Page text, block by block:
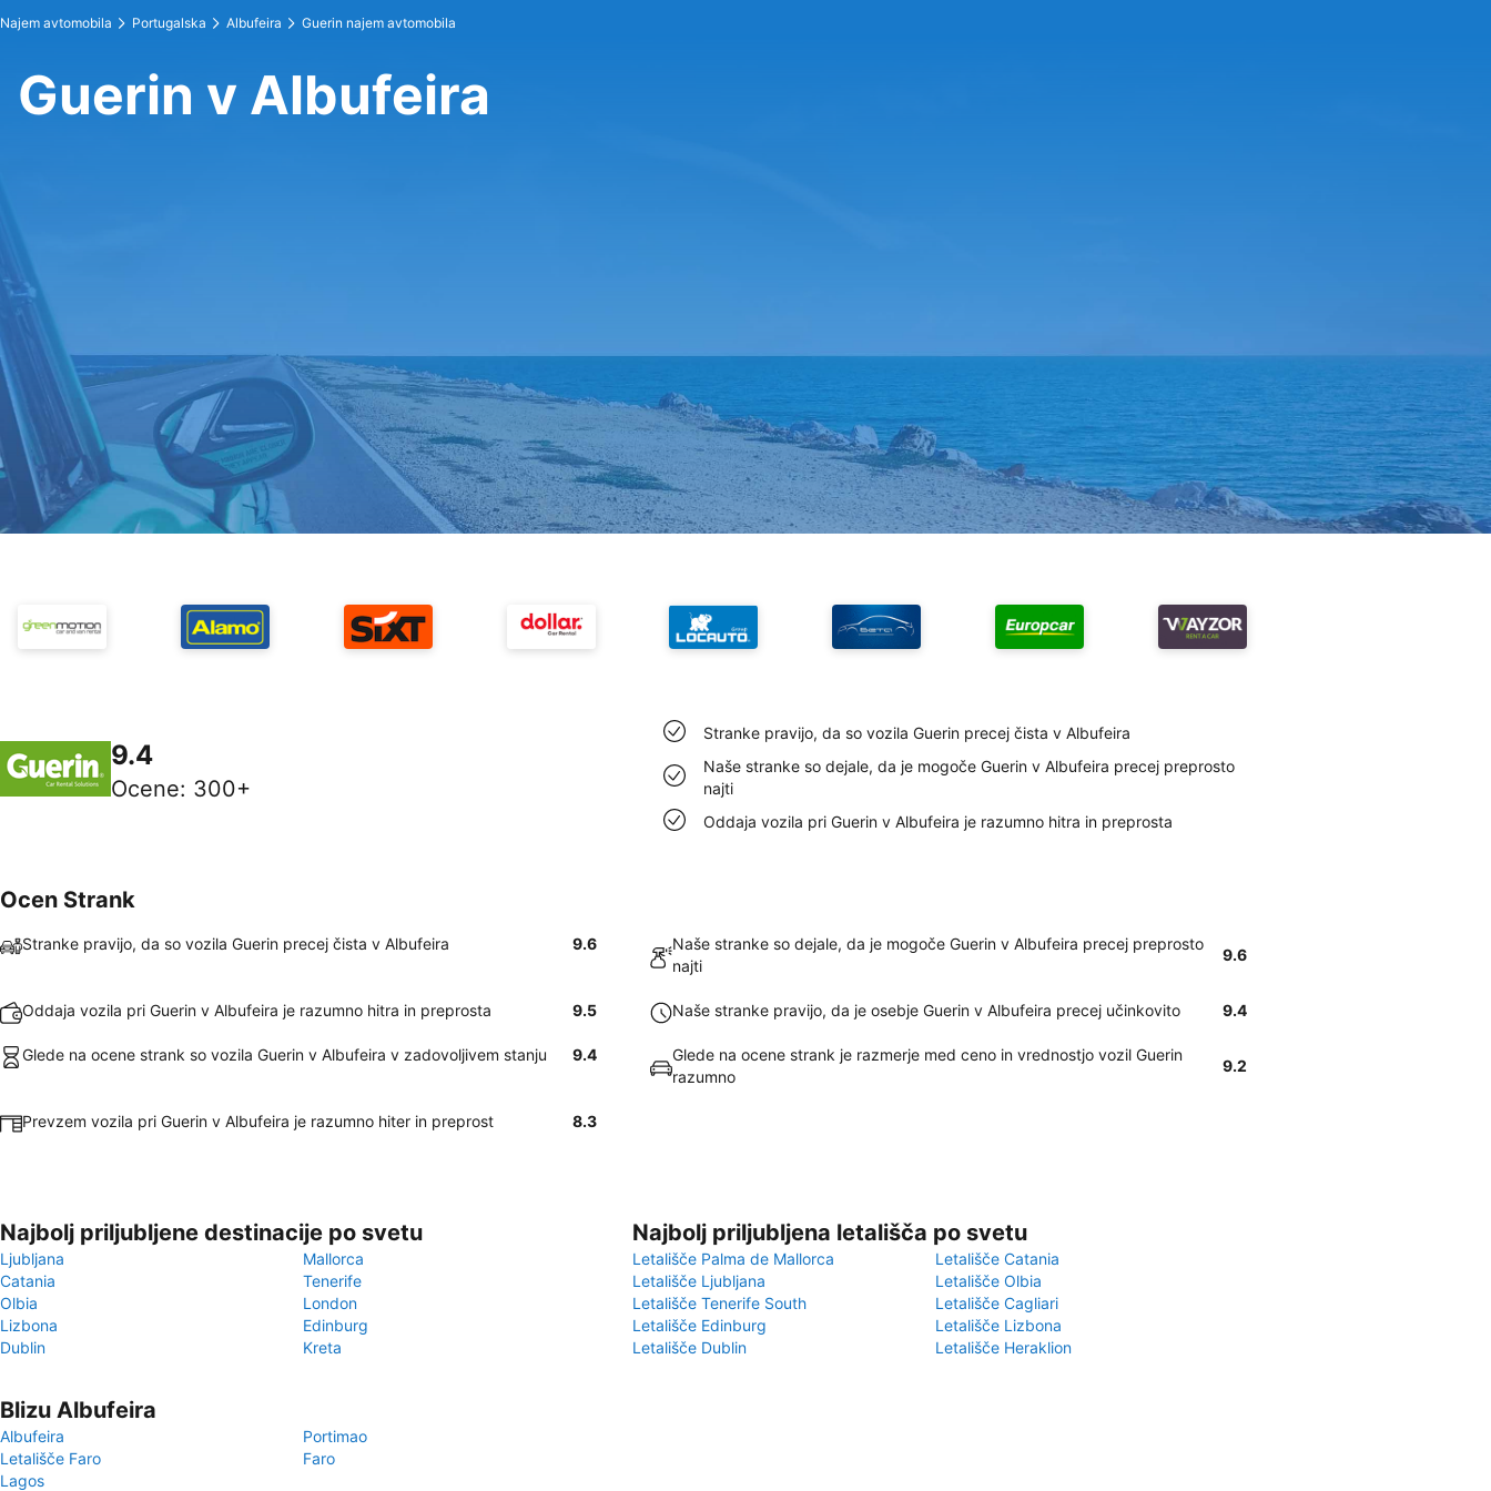
Najem avtomobila Portugalska Albufeira Guerin najem avtomobila
Guerin v Albufeira
9.4
Ocene: 300+
Stranke pravijo, da so vozila Guerin precej čista v Albufeira
Naše stranke so dejale, da je mogoče Guerin v Albufeira precej preprosto
najti
Oddaja vozila pri Guerin v Albufeira je razumno hitra in preprosta
Ocen Strank
Stranke pravijo, da so vozila Guerin precej čista v Albufeira 9.6
Naše stranke so dejale, da je mogoče Guerin v Albufeira precej preprosto
najti
9.6
Oddaja vozila pri Guerin v Albufeira je razumno hitra in preprosta 9.5 Naše stranke pravijo, da je osebje Guerin v Albufeira precej učinkovito 9.4
Glede na ocene strank so vozila Guerin v Albufeira v zadovoljivem stanju 9.4
Glede na ocene strank je razmerje med ceno in vrednostjo vozil Guerin
razumno
9.2
Prevzem vozila pri Guerin v Albufeira je razumno hiter in preprost 8.3
Najbolj priljubljene destinacije po svetu
Ljubljana
Mallorca
Catania
Tenerife
Olbia
London
Lizbona
Edinburg
Dublin
Kreta
Najbolj priljubljena letališča po svetu
Letališče Palma de Mallorca
Letališče Catania
Letališče Ljubljana
Letališče Olbia
Letališče Tenerife South
Letališče Cagliari
Letališče Edinburg
Letališče Lizbona
Letališče Dublin
Letališče Heraklion
Blizu Albufeira
Albufeira
Portimao
Letališče Faro
Faro
Lagos